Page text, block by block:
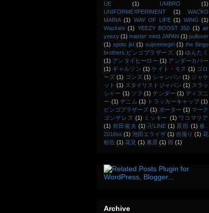
UE
(1) UMBRO
(1)
UNIFORMEXPERIMENT
(1)
WACKO
MARIA (1) WAY OF LIFE (1) WING (1)
Wackies (1) YEEZY BOOST 350 (1) air
yeezy (1) master mind JAPAN (1) pullover
(1) spots jkt (1) supremegirl (1) the bingo
brothers.ビンゴブラザーズ. (1) ゆんたく
(1) アンタイヒーロー (1) アンダーカバー
(1) ギャルソン (1) ケイト・モス (1) ゴロ
ーズ (1) ゴンズ (1) シャンパン (1) ジャケ
ット (1) スタイリストジャパン (1) スラッ
シャー (1) ソフ (1) テンダー (1) ディズニ
ー (1) デニム (1) トラッカーキャップ (1)
ビンゴブラザーズ (1) ポーター (1) マーク
ゴンザレス (1) ミッキー (1) ワコマリア
(1) 前田俊夫 (1) 卍LINE (1) 原宿 (1) 春.
2016ss (1) 池田エライザ (1) 自撮り (1) 花
粉症 (1) 花見 (1) 裏原 (1) 雨 (1)
Archive